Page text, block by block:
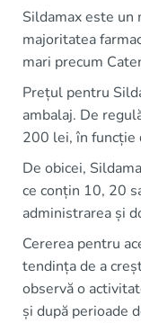
Sildamax este un
majoritatea
mari precum
Prețul pentru
ambalaj. De
200 lei, în funcție
De obicei,
ce conțin 10, 20
administrarea și
Cererea pentru
tendința de a
observă o
și după perioade